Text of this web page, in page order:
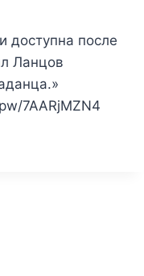
доступна после
Ланцов
7AARjMZN4